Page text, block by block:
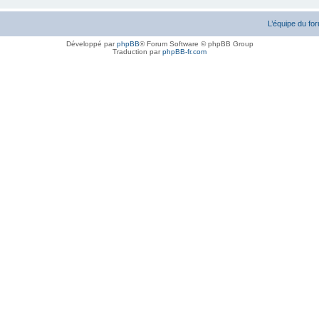
L’équipe du
Développé parphpBB® Forum Software © phpBB Group
Traduction parphpBB-fr.com